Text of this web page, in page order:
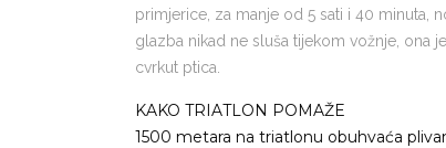
primjerice, za manje od 5 sati i 40 minuta,
glazba nikad ne sluša tijekom vožnje, ona
cvrkut ptica.
KAKO TRIATLON POMAŽE
1500 metara na triatlonu obuhvaća